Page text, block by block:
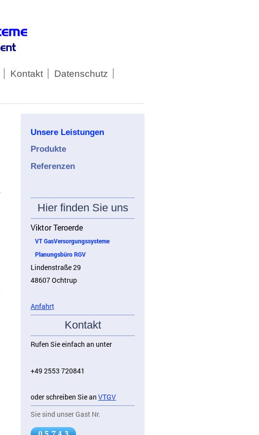
Kontakt
Datenschutz
Unsere Leistungen
Produkte
Referenzen
Hier finden Sie uns
Viktor Teroerde
VT GasVersorgungssysteme
Planungsbüro RGV
Lindenstraße 29
48607 Ochtrup
Anfahrt
Kontakt
Rufen Sie einfach an unter
+49 2553 720841
oder schreiben Sie an VTGV
Sie sind unser Gast Nr.